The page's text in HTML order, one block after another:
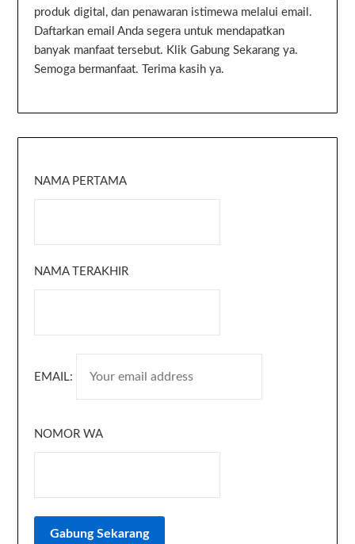
produk digital, dan penawaran istimewa melalui email.
Daftarkan email Anda segera untuk mendapatkan
banyak manfaat tersebut. Klik Gabung Sekarang ya.
Semoga bermanfaat. Terima kasih ya.
NAMA PERTAMA
NAMA TERAKHIR
EMAIL:
NOMOR WA